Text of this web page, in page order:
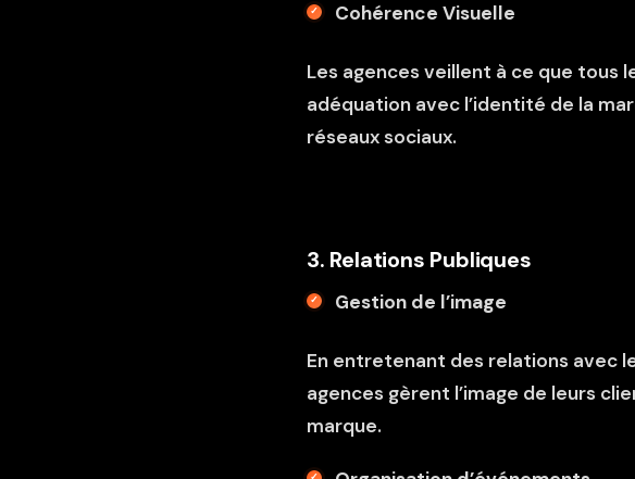
Cohérence Visuelle
Les agences veillent à ce que tous
adéquation avec l’identité de la
réseaux sociaux.
3. Relations Publiques
Gestion de l’image
En entretenant des relations avec
agences gèrent l’image de leurs
marque.